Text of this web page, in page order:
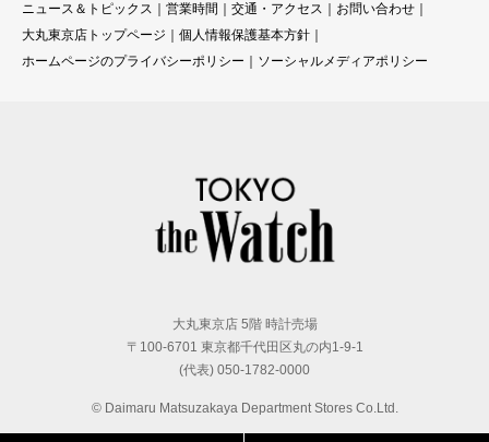
ニュース＆トピックス
営業時間 交通・アクセス お問い合わせ
大丸東京店トップページ
個人情報保護基本方針
ホームページのプライバシーポリシー
ソーシャルメディアポリシー
大丸東京店 5階 時計売場
〒100-6701 東京都千代田区丸の内1-9-1
(代表) 050-1782-0000
© Daimaru Matsuzakaya Department Stores Co.Ltd.